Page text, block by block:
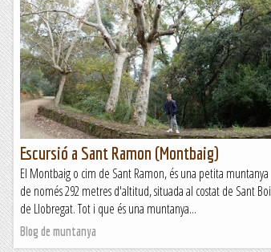
Escursió a Sant Ramon (Montbaig)
El Montbaig o cim de Sant Ramon, és una petita muntanya
de només 292 metres d'altitud, situada al costat de Sant Boi
de Llobregat. Tot i que és una muntanya...
Blog de muntanya